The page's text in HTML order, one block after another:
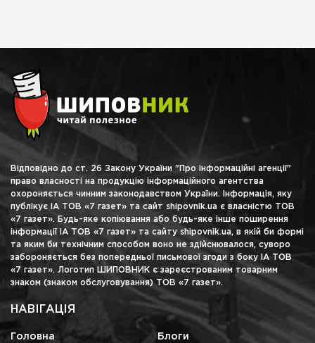
Відповідно до ст. 26 Закону України "Про інформаційні агенції"
право власності на продукцію інформаційного агентства
охороняється чинним законодавством України. Інформація, яку
публікує ІА ТОВ «7 газет» та сайт shipovnik.ua є власністю ТОВ
«7 газет». Будь-яке копіювання або будь-яке інше поширення
інформації ІА ТОВ «7 газет» та сайту shipovnik.ua, в якій би формі
та яким би технічним способом воно не здійснювалося, суворо
забороняється без попередньої письмової згоди з боку ІА ТОВ
«7 газет». Логотип ШИПОВНИК є зареєстрованим товарним
знаком (знаком обслуговування) ТОВ «7 газет».
НАВІГАЦІЯ
Головна Блоги